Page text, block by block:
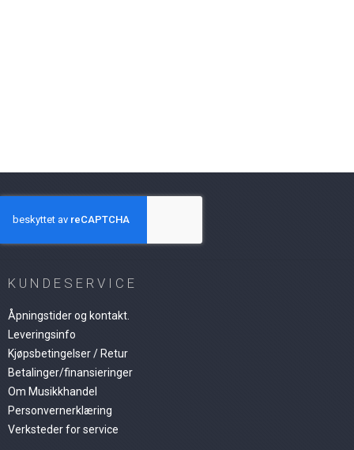
KUNDESERVICE
Åpningstider og kontakt.
Leveringsinfo
Kjøpsbetingelser / Retur
Betalinger/finansieringer
Om Musikkhandel
Personvernerklæring
Verksteder for service